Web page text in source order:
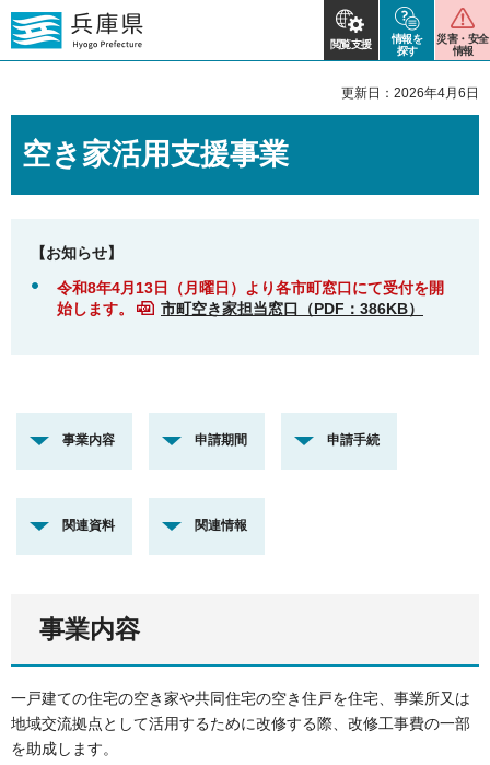
閲覧支援
情報を
探す
災害・安全
情報
更新日：2026年4月6日
空き家活用支援事業
【お知らせ】
令和8年4月13日（月曜日）より各市町窓口にて受付を開
始します。
市町空き家担当窓口（PDF：386KB）
事業内容 申請期間 申請手続
関連資料 関連情報
事業内容
一戸建ての住宅の空き家や共同住宅の空き住戸を住宅、事業所又は
地域交流拠点として活用するために改修する際、改修工事費の一部
を助成します。